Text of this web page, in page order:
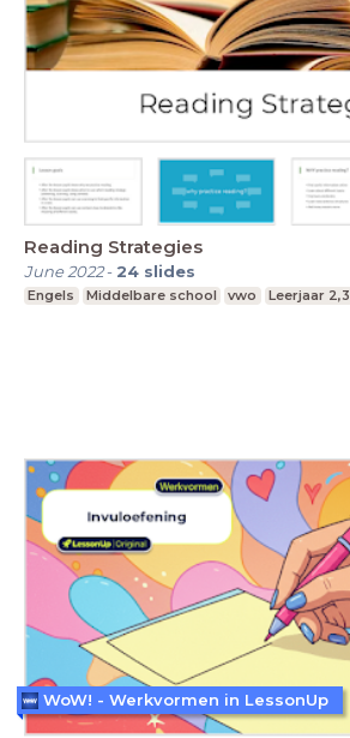
Reading Strategies
June 2022- 24 slides
Engels Middelbare school vwo Leerjaar 2,3
WoW! - Werkvormen in LessonUp